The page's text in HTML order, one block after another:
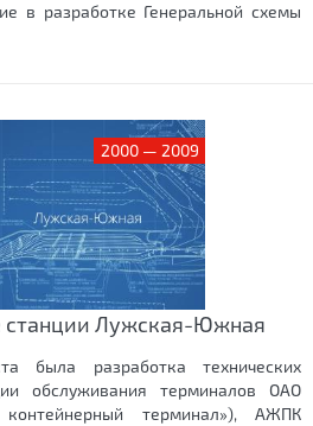
в разработке Генеральной схемы
2000 — 2009
станции Лужская-Южная
была разработка технических
обслуживания терминалов ОАО
контейнерный терминал»), АЖПК